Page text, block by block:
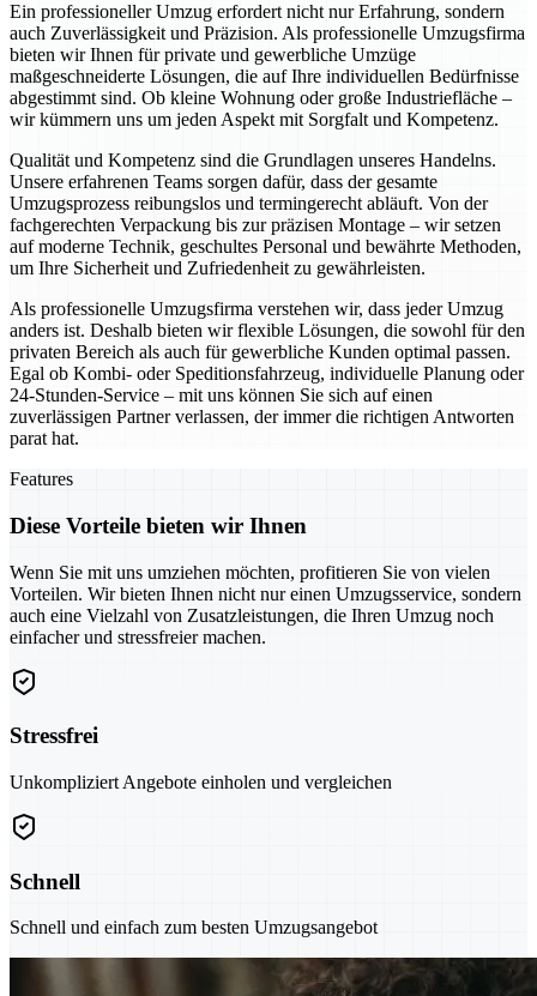
Ein professioneller Umzug erfordert nicht nur Erfahrung, sondern
auch Zuverlässigkeit und Präzision. Als professionelle Umzugsfirma
bieten wir Ihnen für private und gewerbliche Umzüge
maßgeschneiderte Lösungen, die auf Ihre individuellen Bedürfnisse
abgestimmt sind. Ob kleine Wohnung oder große Industriefläche –
wir kümmern uns um jeden Aspekt mit Sorgfalt und Kompetenz.
Qualität und Kompetenz sind die Grundlagen unseres Handelns.
Unsere erfahrenen Teams sorgen dafür, dass der gesamte
Umzugsprozess reibungslos und termingerecht abläuft. Von der
fachgerechten Verpackung bis zur präzisen Montage – wir setzen
auf moderne Technik, geschultes Personal und bewährte Methoden,
um Ihre Sicherheit und Zufriedenheit zu gewährleisten.
Als professionelle Umzugsfirma verstehen wir, dass jeder Umzug
anders ist. Deshalb bieten wir flexible Lösungen, die sowohl für den
privaten Bereich als auch für gewerbliche Kunden optimal passen.
Egal ob Kombi- oder Speditionsfahrzeug, individuelle Planung oder
24-Stunden-Service – mit uns können Sie sich auf einen
zuverlässigen Partner verlassen, der immer die richtigen Antworten
parat hat.
Features
Diese Vorteile bieten wir Ihnen
Wenn Sie mit uns umziehen möchten, profitieren Sie von vielen
Vorteilen. Wir bieten Ihnen nicht nur einen Umzugsservice, sondern
auch eine Vielzahl von Zusatzleistungen, die Ihren Umzug noch
einfacher und stressfreier machen.
Stressfrei
Unkompliziert Angebote einholen und vergleichen
Schnell
Schnell und einfach zum besten Umzugsangebot